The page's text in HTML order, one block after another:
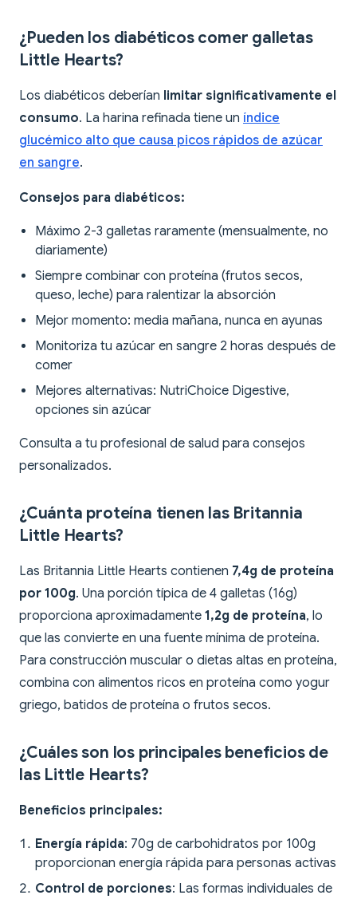
¿Pueden los diabéticos comer galletas
Little Hearts?
Los diabéticos deberían limitar significativamente el
consumo. La harina refinada tiene un índice
glucémico alto que causa picos rápidos de azúcar
en sangre.
Consejos para diabéticos:
Máximo 2-3 galletas raramente (mensualmente, no
diariamente)
Siempre combinar con proteína (frutos secos,
queso, leche) para ralentizar la absorción
Mejor momento: media mañana, nunca en ayunas
Monitoriza tu azúcar en sangre 2 horas después de
comer
Mejores alternativas: NutriChoice Digestive,
opciones sin azúcar
Consulta a tu profesional de salud para consejos
personalizados.
¿Cuánta proteína tienen las Britannia
Little Hearts?
Las Britannia Little Hearts contienen 7,4g de proteína
por 100g. Una porción típica de 4 galletas (16g)
proporciona aproximadamente 1,2g de proteína, lo
que las convierte en una fuente mínima de proteína.
Para construcción muscular o dietas altas en proteína,
combina con alimentos ricos en proteína como yogur
griego, batidos de proteína o frutos secos.
¿Cuáles son los principales beneficios de
las Little Hearts?
Beneficios principales:
Energía rápida: 70g de carbohidratos por 100g
proporcionan energía rápida para personas activas
Control de porciones: Las formas individuales de